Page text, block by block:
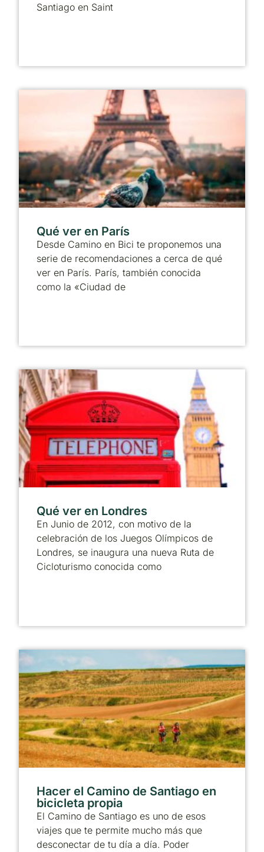
Santiago en Saint
Qué ver en París
Desde Camino en Bici te proponemos una
serie de recomendaciones a cerca de qué
ver en París. París, también conocida
como la «Ciudad de
Qué ver en Londres
En Junio de 2012, con motivo de la
celebración de los Juegos Olímpicos de
Londres, se inaugura una nueva Ruta de
Cicloturismo conocida como
Hacer el Camino de Santiago en
bicicleta propia
El Camino de Santiago es uno de esos
viajes que te permite mucho más que
desconectar de tu día a día. Poder